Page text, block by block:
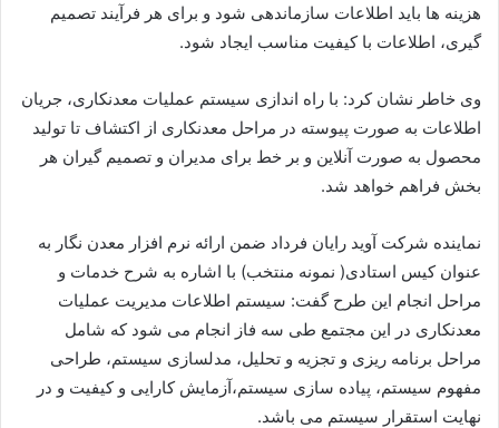
هزینه ها باید اطلاعات سازماندهی شود و برای هر فرآیند تصمیم
گیری، اطلاعات با کیفیت مناسب ایجاد شود.
وی خاطر نشان کرد: با راه اندازی سیستم عملیات معدنکاری، جریان
اطلاعات به صورت پیوسته در مراحل معدنکاری از اکتشاف تا تولید
محصول به صورت آنلاین و بر خط برای مدیران و تصمیم گیران هر
بخش فراهم خواهد شد.
نماینده شرکت آوید رایان فرداد ضمن ارائه نرم افزار معدن نگار به
عنوان کیس استادی( نمونه منتخب) با اشاره به شرح خدمات و
مراحل انجام این طرح گفت: سیستم اطلاعات مدیریت عملیات
معدنکاری در این مجتمع طی سه فاز انجام می شود که شامل
مراحل برنامه ریزی و تجزیه و تحلیل، مدلسازی سیستم، طراحی
مفهوم سیستم، پیاده سازی سیستم،آزمایش کارایی و کیفیت و در
نهایت استقرار سیستم می باشد.